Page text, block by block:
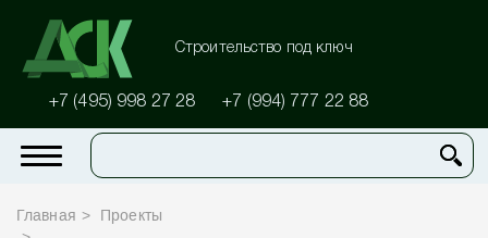
Строительство под ключ
+7 (495) 998 27 28 +7 (994) 777 22 88
Главная Проекты